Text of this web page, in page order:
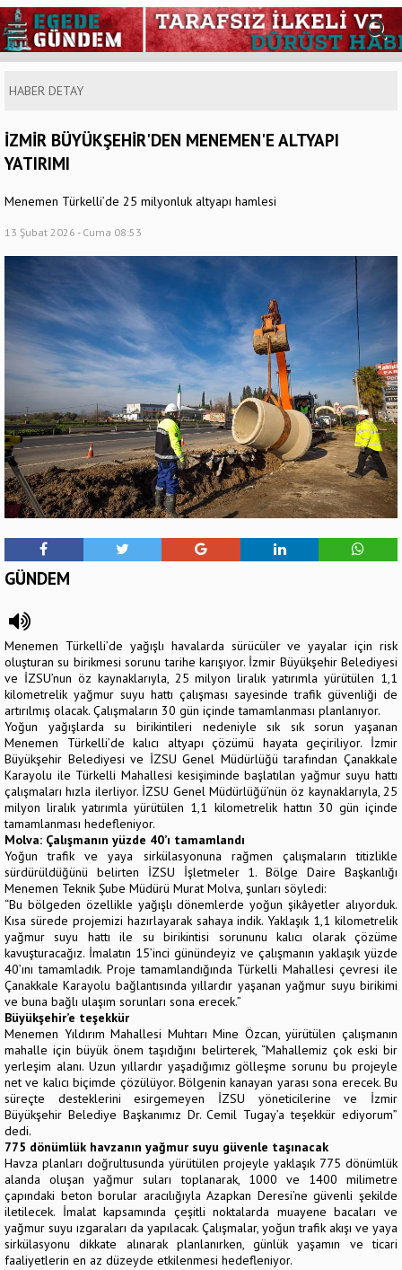
HABER DETAY
İZMİR BÜYÜKŞEHİR'DEN MENEMEN'E ALTYAPI
YATIRIMI
Menemen Türkelli’de 25 milyonluk altyapı hamlesi
13 Şubat 2026 - Cuma 08:53
GÜNDEM
Menemen Türkelli’de yağışlı havalarda sürücüler ve yayalar için risk
oluşturan su birikmesi sorunu tarihe karışıyor. İzmir Büyükşehir Belediyesi
ve İZSU’nun öz kaynaklarıyla, 25 milyon liralık yatırımla yürütülen 1,1
kilometrelik yağmur suyu hattı çalışması sayesinde trafik güvenliği de
artırılmış olacak. Çalışmaların 30 gün içinde tamamlanması planlanıyor.
Yoğun yağışlarda su birikintileri nedeniyle sık sık sorun yaşanan
Menemen Türkelli’de kalıcı altyapı çözümü hayata geçiriliyor. İzmir
Büyükşehir Belediyesi ve İZSU Genel Müdürlüğü tarafından Çanakkale
Karayolu ile Türkelli Mahallesi kesişiminde başlatılan yağmur suyu hattı
çalışmaları hızla ilerliyor. İZSU Genel Müdürlüğü’nün öz kaynaklarıyla, 25
milyon liralık yatırımla yürütülen 1,1 kilometrelik hattın 30 gün içinde
tamamlanması hedefleniyor.
Molva: Çalışmanın yüzde 40’ı tamamlandı
Yoğun trafik ve yaya sirkülasyonuna rağmen çalışmaların titizlikle
sürdürüldüğünü belirten İZSU İşletmeler 1. Bölge Daire Başkanlığı
Menemen Teknik Şube Müdürü Murat Molva, şunları söyledi:
“Bu bölgeden özellikle yağışlı dönemlerde yoğun şikâyetler alıyorduk.
Kısa sürede projemizi hazırlayarak sahaya indik. Yaklaşık 1,1 kilometrelik
yağmur suyu hattı ile su birikintisi sorununu kalıcı olarak çözüme
kavuşturacağız. İmalatın 15’inci günündeyiz ve çalışmanın yaklaşık yüzde
40’ını tamamladık. Proje tamamlandığında Türkelli Mahallesi çevresi ile
Çanakkale Karayolu bağlantısında yıllardır yaşanan yağmur suyu birikimi
ve buna bağlı ulaşım sorunları sona erecek.”
Büyükşehir’e teşekkür
Menemen Yıldırım Mahallesi Muhtarı Mine Özcan, yürütülen çalışmanın
mahalle için büyük önem taşıdığını belirterek, “Mahallemiz çok eski bir
yerleşim alanı. Uzun yıllardır yaşadığımız gölleşme sorunu bu projeyle
net ve kalıcı biçimde çözülüyor. Bölgenin kanayan yarası sona erecek. Bu
süreçte desteklerini esirgemeyen İZSU yöneticilerine ve İzmir
Büyükşehir Belediye Başkanımız Dr. Cemil Tugay’a teşekkür ediyorum”
dedi.
775 dönümlük havzanın yağmur suyu güvenle taşınacak
Havza planları doğrultusunda yürütülen projeyle yaklaşık 775 dönümlük
alanda oluşan yağmur suları toplanarak, 1000 ve 1400 milimetre
çapındaki beton borular aracılığıyla Azapkan Deresi’ne güvenli şekilde
iletilecek. İmalat kapsamında çeşitli noktalarda muayene bacaları ve
yağmur suyu ızgaraları da yapılacak. Çalışmalar, yoğun trafik akışı ve yaya
sirkülasyonu dikkate alınarak planlanırken, günlük yaşamın ve ticari
faaliyetlerin en az düzeyde etkilenmesi hedefleniyor.